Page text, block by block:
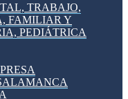
TRABAJO,
FAMILIAR Y
PEDIÁTRICA